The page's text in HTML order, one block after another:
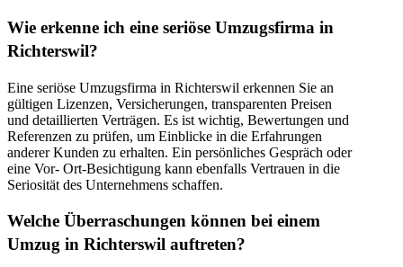
Wie erkenne ich eine seriöse Umzugsfirma in
Richterswil?
Eine seriöse Umzugsfirma in Richterswil erkennen Sie an
gültigen Lizenzen, Versicherungen, transparenten Preisen
und detaillierten Verträgen. Es ist wichtig, Bewertungen und
Referenzen zu prüfen, um Einblicke in die Erfahrungen
anderer Kunden zu erhalten. Ein persönliches Gespräch oder
eine Vor- Ort-Besichtigung kann ebenfalls Vertrauen in die
Seriosität des Unternehmens schaffen.
Welche Überraschungen können bei einem
Umzug in Richterswil auftreten?